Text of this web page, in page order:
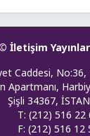
© İletişim
Caddesi,
Apartmanı,
Şişli 34367,
T: (212) 516 22
F: (212) 516 12